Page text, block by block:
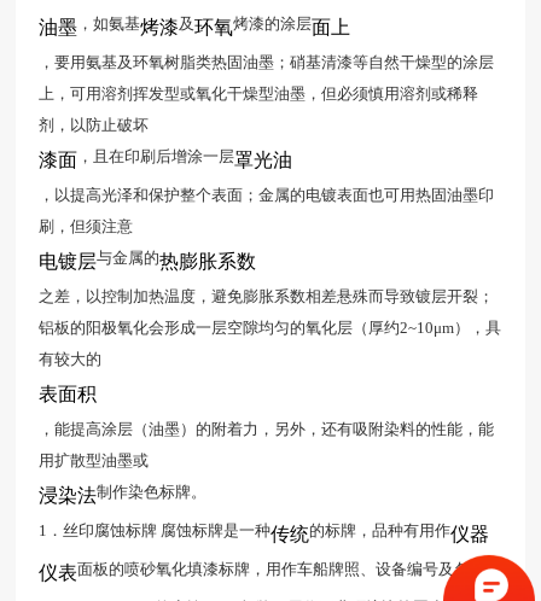
油墨，如氨基烤漆及环氧烤漆的涂层面上
，要用氨基及环氧树脂类热固油墨；硝基清漆等自然干燥型的涂层
上，可用溶剂挥发型或氧化干燥型油墨，但必须慎用溶剂或稀释
剂，以防止破坏
漆面，且在印刷后增涂一层罩光油
，以提高光泽和保护整个表面；金属的电镀表面也可用热固油墨印
刷，但须注意
电镀层与金属的热膨胀系数
之差，以控制加热温度，避免膨胀系数相差悬殊而导致镀层开裂；
铝板的阳极氧化会形成一层空隙均匀的氧化层（厚约2~10μm），具
有较大的
表面积
，能提高涂层（油墨）的附着力，另外，还有吸附染料的性能，能
用扩散型油墨或
浸染法制作染色标牌。
1．丝印腐蚀标牌 腐蚀标牌是一种传统的标牌，品种有用作仪器
仪表面板的喷砂氧化填漆标牌，用作车船牌照、设备编号及各种